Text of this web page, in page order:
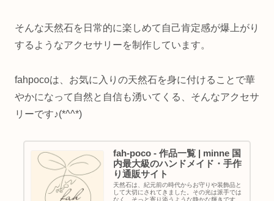
そんな天然石を日常的に楽しめて自己肯定感が爆上がり
するようなアクセサリーを制作しています。
fahpocoは、お気に入りの天然石を身に付けることで華
やかになって自然と自信も湧いてくる、そんなアクセサ
リーです♪(*^^*)
fah-poco - 作品一覧 | minne 国
内最大級のハンドメイド・手作
り通販サイト
天然石は、紀元前の時代からお守りや装飾品と
して大切にされてきました。その光は派手では
なく、そっと寄り添うような静かな輝きです。